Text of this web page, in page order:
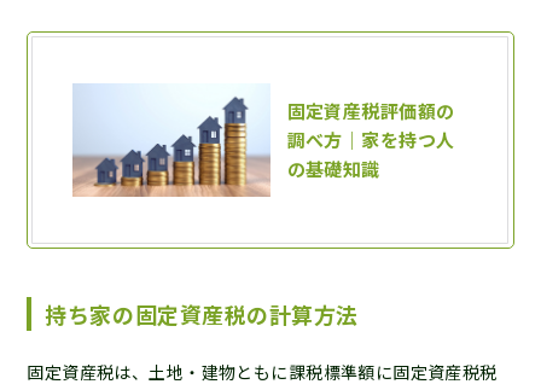
持ち家の固定資産税の計算方法
固定資産税は、土地・建物ともに課税標準額に固定資産税税